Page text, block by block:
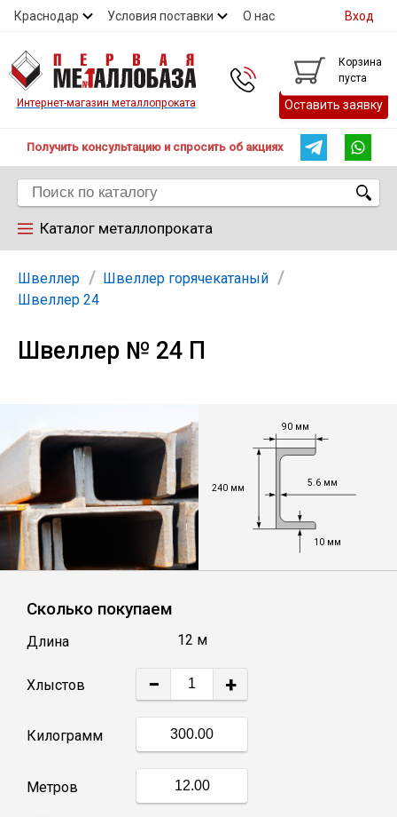
Краснодар Условия поставки О нас
Контакты
Контакты
Вход
Интернет-магазин металлопроката
Корзина
пуста
Оставить заявку
Получить консультацию и спросить об акциях
Каталог металлопроката
Арматура
Уголок
Балка
Труба профильная
Катанка
Полоса
Сетка кладочная
Швеллер
Швеллер горячекатаный
Швеллер 24
Швеллер № 24 П
90 мм
240 мм 5.6 мм
10 мм
Сколько покупаем
Длина 12 м
Хлыстов − +
Килограмм
Метров